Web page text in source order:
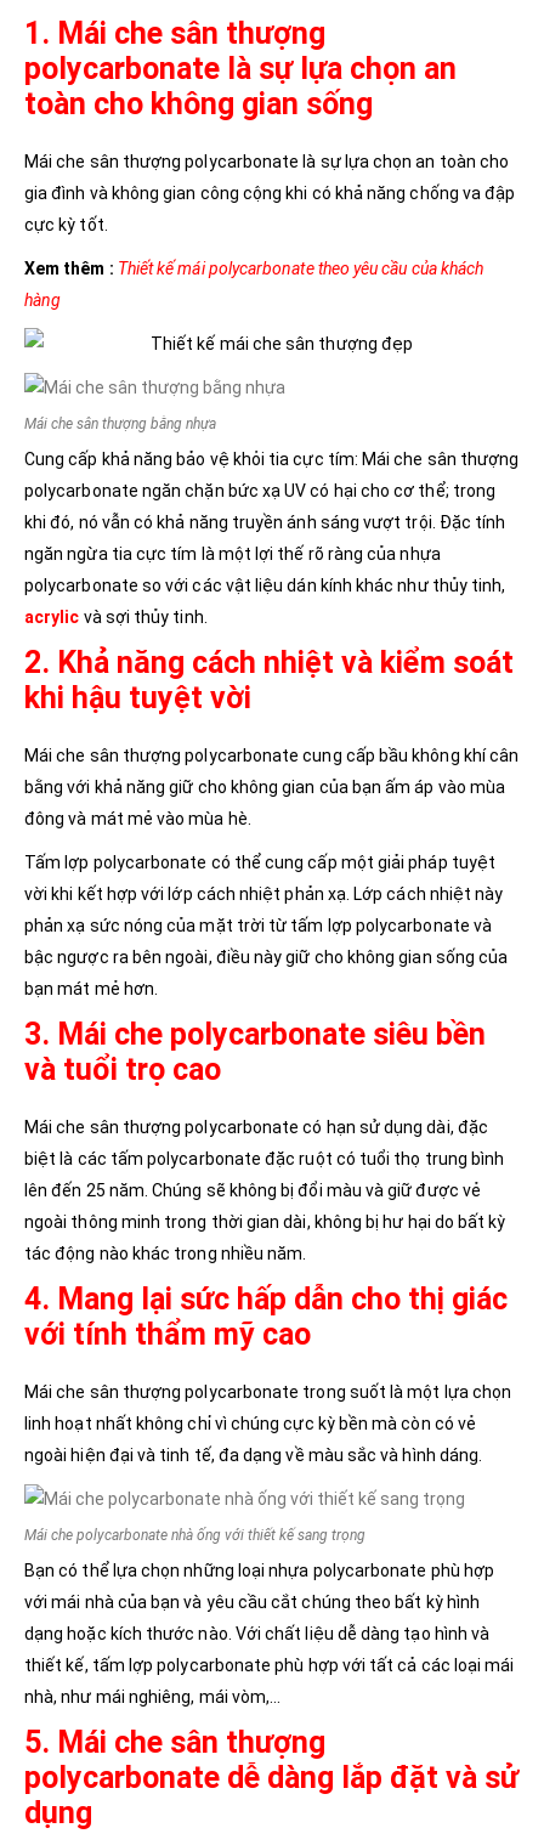
1. Mái che sân thượng
polycarbonate là sự lựa chọn an
toàn cho không gian sống
Mái che sân thượng polycarbonate là sự lựa chọn an toàn cho
gia đình và không gian công cộng khi có khả năng chống va đập
cực kỳ tốt.
Xem thêm : Thiết kế mái polycarbonate theo yêu cầu của khách
hàng
Mái che sân thượng bằng nhựa
Cung cấp khả năng bảo vệ khỏi tia cực tím: Mái che sân thượng
polycarbonate ngăn chặn bức xạ UV có hại cho cơ thể; trong
khi đó, nó vẫn có khả năng truyền ánh sáng vượt trội. Đặc tính
ngăn ngừa tia cực tím là một lợi thế rõ ràng của nhựa
polycarbonate so với các vật liệu dán kính khác như thủy tinh,
acrylic và sợi thủy tinh.
2. Khả năng cách nhiệt và kiểm soát
khi hậu tuyệt vời
Mái che sân thượng polycarbonate cung cấp bầu không khí cân
bằng với khả năng giữ cho không gian của bạn ấm áp vào mùa
đông và mát mẻ vào mùa hè.
Tấm lợp polycarbonate có thể cung cấp một giải pháp tuyệt
vời khi kết hợp với lớp cách nhiệt phản xạ. Lớp cách nhiệt này
phản xạ sức nóng của mặt trời từ tấm lợp polycarbonate và
bậc ngược ra bên ngoài, điều này giữ cho không gian sống của
bạn mát mẻ hơn.
3. Mái che polycarbonate siêu bền
và tuổi trọ cao
Mái che sân thượng polycarbonate có hạn sử dụng dài, đặc
biệt là các tấm polycarbonate đặc ruột có tuổi thọ trung bình
lên đến 25 năm. Chúng sẽ không bị đổi màu và giữ được vẻ
ngoài thông minh trong thời gian dài, không bị hư hại do bất kỳ
tác động nào khác trong nhiều năm.
4. Mang lại sức hấp dẫn cho thị giác
với tính thẩm mỹ cao
Mái che sân thượng polycarbonate trong suốt là một lựa chọn
linh hoạt nhất không chỉ vì chúng cực kỳ bền mà còn có vẻ
ngoài hiện đại và tinh tế, đa dạng về màu sắc và hình dáng.
Mái che polycarbonate nhà ống với thiết kế sang trọng
Bạn có thể lựa chọn những loại nhựa polycarbonate phù hợp
với mái nhà của bạn và yêu cầu cắt chúng theo bất kỳ hình
dạng hoặc kích thước nào. Với chất liệu dễ dàng tạo hình và
thiết kế, tấm lợp polycarbonate phù hợp với tất cả các loại mái
nhà, như mái nghiêng, mái vòm,…
5. Mái che sân thượng
polycarbonate dễ dàng lắp đặt và sử
dụng